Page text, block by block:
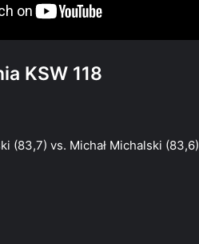
KSW 118
(83,7) vs. Michał Michalski (83,6)